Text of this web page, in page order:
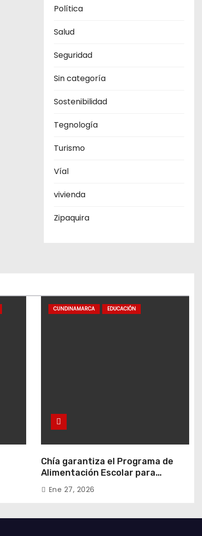
Política
Salud
Seguridad
Sin categoría
Sostenibilidad
Tegnología
Turismo
Víal
vivienda
Zipaquira
CUNDINAMARCA EDUCACIÓN
Chía garantiza el Programa de
Alimentación Escolar para
estudiantes de instituciones
oficiales
Ene 27, 2026